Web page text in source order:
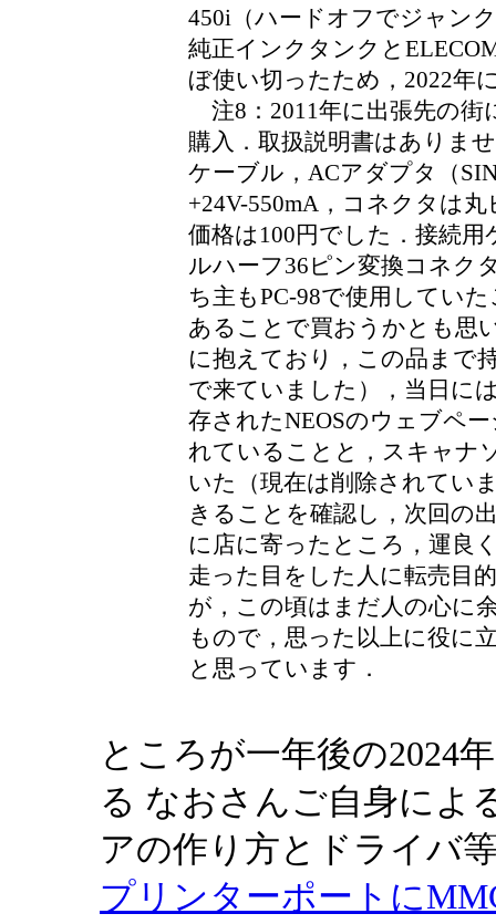
450i（ハードオフでジャン
純正インクタンクと
ぼ使い切ったため，2022年
注8：2011年に出張先の
購入．取扱説明書はありま
ケーブル，ACアダプタ（
+24V-550mA，コネクタは
価格は100円でした．接続
ルハーフ36ピン変換コネク
ち主もPC-98で使用してい
あることで買おうかとも思
に抱えており，この品まで
で来ていました），当日に
存されたNEOSのウェブペ
れていることと，スキャナ
いた（現在は削除されてい
きることを確認し，次回の
に店に寄ったところ，運良
走った目をした人に転売目
が，この頃はまだ人の心に
もので，思った以上に役に
と思っています．
ところが一年後の2024
る なおさんご自身によ
アの作り方とドライバ
プリンターポートに